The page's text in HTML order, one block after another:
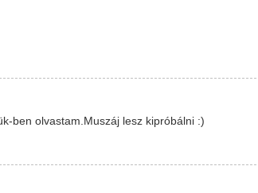
ben olvastam.Muszáj lesz kipróbálni :)